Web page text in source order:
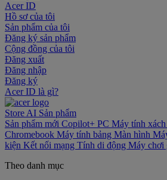
Acer ID
Hồ sơ của tôi
Sản phẩm của tôi
Đăng ký sản phẩm
Cộng đồng của tôi
Đăng xuất
Đăng nhập
Đăng ký
Acer ID là gì?
Store AI Sản phẩm
Sản phẩm mới Copilot+ PC Máy tính
Chromebook Máy tính bảng Màn hình
kiện Kết nối mạng Tính di động Máy chơi
Theo danh mục